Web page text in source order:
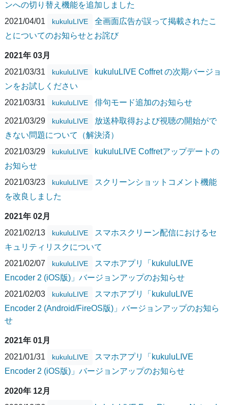
ンへの切り替え機能を追加しました
2021/04/01
kukuluLIVE
全画面広告が誤って掲載されたこ
とについてのお知らせとお詫び
2021年 03月
2021/03/31
kukuluLIVE
kukuluLIVE Coffret の次期バージョ
ンをお試しください
2021/03/31
kukuluLIVE 俳句モード追加のお知らせ
2021/03/29 kukuluLIVE
放送枠取得および視聴の開始がで
きない問題について（解決済）
2021/03/29
kukuluLIVE
kukuluLIVE Coffretアップデートの
お知らせ
2021/03/23
kukuluLIVE
スクリーンショットコメント機能
を改良しました
2021年 02月
2021/02/13
kukuluLIVE
スマホスクリーン配信におけるセ
キュリティリスクについて
2021/02/07
kukuluLIVE
スマホアプリ「kukuluLIVE
Encoder 2 (iOS版)」バージョンアップのお知らせ
2021/02/03
kukuluLIVE
スマホアプリ「kukuluLIVE
Encoder 2 (Android/FireOS版)」バージョンアップのお知ら
せ
2021年 01月
2021/01/31
kukuluLIVE
スマホアプリ「kukuluLIVE
Encoder 2 (iOS版)」バージョンアップのお知らせ
2020年 12月